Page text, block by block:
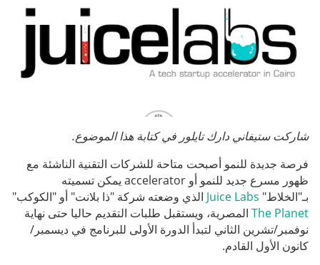
شاركت ستيفاني دارك تايلور في كتابة هذا الموضوع.
فرصة جديدة للنمو أصبحت متاحة للشركات التقنية الناشئة مع
ظهور مسرع جديد للنمو أو accelerator يمكن تسميته
بـ"الخلاط" Juice Labs الذي وضعته شركة "ذا بلانت" أو "الكوكب"
The Planet المصرية، ويستقبل طلبات التقديم حاليا حتى نهاية
نوفمبر/تشرين الثاني لتبدأ الدورة الأولى للبرنامج في ديسمبر/
كانون الأول القادم.